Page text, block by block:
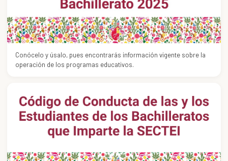
Conócelo y úsalo, pues encontrarás información vigente sobre la
operación de los programas educativos.